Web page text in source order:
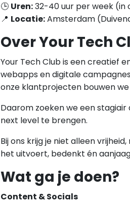
🕒 Uren:32-40 uur per week (in
📍 Locatie:Amsterdam
Over Your Tech
Your Tech Club is een creatief
webapps en digitale
onze klantprojecten bouwen
Daarom zoeken we een
next level te brengen.
Bij ons krijg je niet alleen
het uitvoert, bedenkt én
Wat ga je doen?
Content & Socials